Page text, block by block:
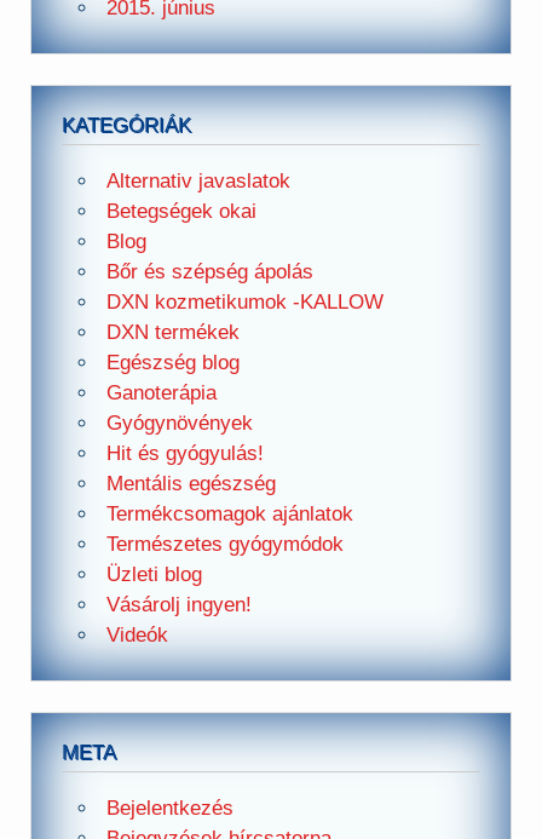
2015. június
KATEGÓRIÁK
Alternativ javaslatok
Betegségek okai
Blog
Bőr és szépség ápolás
DXN kozmetikumok -KALLOW
DXN termékek
Egészség blog
Ganoterápia
Gyógynövények
Hit és gyógyulás!
Mentális egészség
Termékcsomagok ajánlatok
Természetes gyógymódok
Üzleti blog
Vásárolj ingyen!
Videók
META
Bejelentkezés